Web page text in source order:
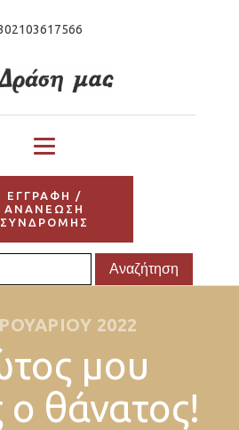
ΕΓΓΡΑΦΗ /
ΑΝΑΝΕΩΣΗ
ΣΥΝΔΡΟΜΗΣ
2022
μου
ο θάνατος!